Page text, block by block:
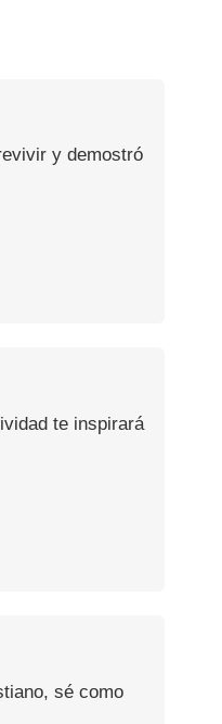
y demostró
te inspirará
sé como